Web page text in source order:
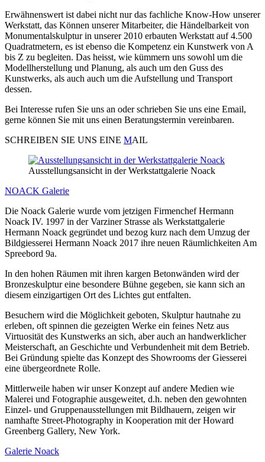
Erwähnenswert ist dabei nicht nur das fachliche Know-How unserer
Werkstatt, das Können unserer Mitarbeiter, die Händelbarkeit von
Monumentalskulptur in unserer 2010 erbauten Werkstatt auf 4.500
Quadratmetern, es ist ebenso die Kompetenz ein Kunstwerk von A
bis Z zu begleiten. Das heisst, wie kümmern uns sowohl um die
Modellherstellung und Planung, als auch um den Guss des
Kunstwerks, als auch auch um die Aufstellung und Transport
dessen.
Bei Interesse rufen Sie uns an oder schrieben Sie uns eine Email,
gerne können Sie mit uns einen Beratungstermin vereinbaren.
SCHREIBEN SIE UNS EINE MAIL
Ausstellungsansicht in der Werkstattgalerie Noack
NOACK Galerie
Die Noack Galerie wurde vom jetzigen Firmenchef Hermann
Noack IV. 1997 in der Varziner Strasse als Werkstattgalerie
Hermann Noack gegründet und bezog kurz nach dem Umzug der
Bildgiesserei Hermann Noack 2017 ihre neuen Räumlichkeiten Am
Spreebord 9a.
In den hohen Räumen mit ihren kargen Betonwänden wird der
Bronzeskulptur eine besondere Bühne gegeben, sie kann sich an
diesem einzigartigen Ort des Lichtes gut entfalten.
Besuchern wird die Möglichkeit geboten, Skulptur hautnahe zu
erleben, oft spinnen die gezeigten Werke ein feines Netz aus
Virtuosität des Kunstwerks an sich, aber auch an handwerklicher
Meisterschaft, an Geschichte und Verbundenheit mit dem Betrieb.
Bei Gründung spielte das Konzept des Showrooms der Giesserei
eine übergeordnete Rolle.
Mittlerweile haben wir unser Konzept auf andere Medien wie
Malerei und Fotographie ausgeweitet, d.h. neben den gewohnten
Einzel- und Gruppenausstellungen mit Bildhauern, zeigen wir
namhafte Street-Photography in Kooperation mit der Howard
Greenberg Gallery, New York.
Galerie Noack